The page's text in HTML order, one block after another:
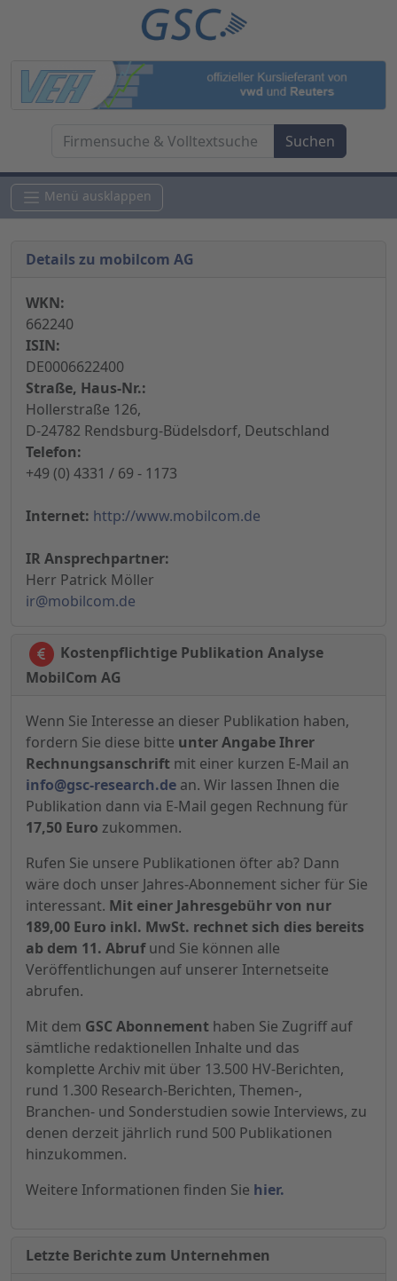
Menü ausklappen
Details zu mobilcom AG
WKN:
662240
ISIN:
DE0006622400
Straße, Haus-Nr.:
Hollerstraße 126,
D-24782 Rendsburg-Büdelsdorf, Deutschland
Telefon:
+49 (0) 4331 / 69 - 1173
Internet: http://www.mobilcom.de
IR Ansprechpartner:
Herr Patrick Möller
ir@mobilcom.de
Kostenpflichtige Publikation Analyse
MobilCom AG
Wenn Sie Interesse an dieser Publikation haben,
fordern Sie diese bitte unter Angabe Ihrer
Rechnungsanschrift mit einer kurzen E-Mail an
info@gsc-research.de an. Wir lassen Ihnen die
Publikation dann via E-Mail gegen Rechnung für
17,50 Euro zukommen.
Rufen Sie unsere Publikationen öfter ab? Dann
wäre doch unser Jahres-Abonnement sicher für Sie
interessant. Mit einer Jahresgebühr von nur
189,00 Euro inkl. MwSt. rechnet sich dies bereits
ab dem 11. Abrufund Sie können alle
Veröffentlichungen auf unserer Internetseite
abrufen.
Mit dem GSC Abonnement haben Sie Zugriff auf
sämtliche redaktionellen Inhalte und das
komplette Archiv mit über 13.500 HV-Berichten,
rund 1.300 Research-Berichten, Themen-,
Branchen- und Sonderstudien sowie Interviews, zu
denen derzeit jährlich rund 500 Publikationen
hinzukommen.
Weitere Informationen finden Sie hier.
Letzte Berichte zum Unternehmen